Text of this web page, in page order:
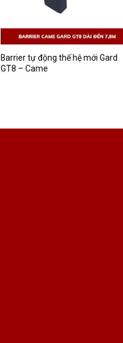
Barrier tự động thế hệ mới Gard
GT8 – Came